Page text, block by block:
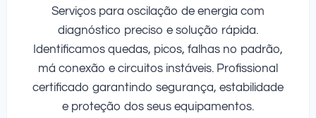
Serviços para oscilação de energia com
diagnóstico preciso e solução rápida.
Identificamos quedas, picos, falhas no padrão,
má conexão e circuitos instáveis. Profissional
certificado garantindo segurança, estabilidade
e proteção dos seus equipamentos.